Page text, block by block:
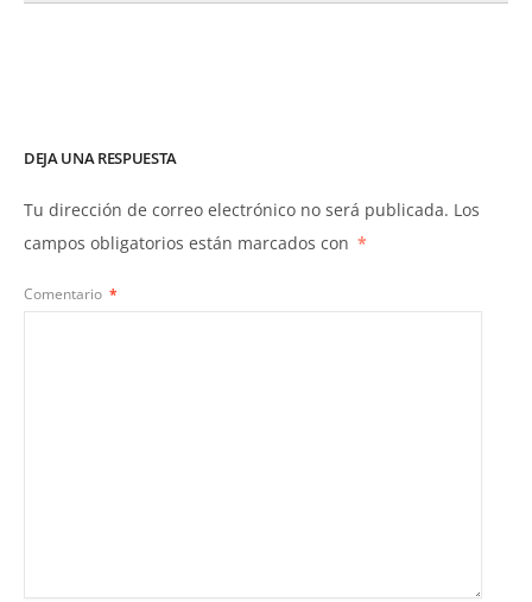
DEJA UNA RESPUESTA
Tu dirección de correo electrónico no será publicada. Los
campos obligatorios están marcados con *
Comentario *